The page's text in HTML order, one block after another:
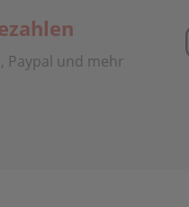
Paypal und mehr